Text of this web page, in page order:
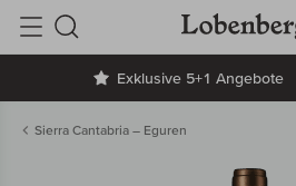
Exklusive 5+1 Angebote
Suche
Sierra Cantabria – Eguren